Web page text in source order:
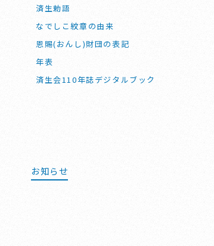
済生勅語
なでしこ紋章の由来
恩賜(おんし)財団の表記
年表
済生会110年誌デジタルブック
お知らせ